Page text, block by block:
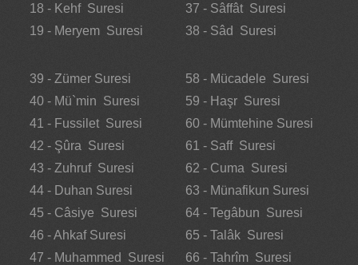
18 - Kehf Suresi
19 - Meryem Suresi
37 - Sâffât Suresi
38 - Sâd Suresi
39 - Zümer Suresi
40 - Mü`min Suresi
41 - Fussilet Suresi
42 - Şûra Suresi
43 - Zuhruf Suresi
44 - Duhan Suresi
45 - Câsiye Suresi
46 - Ahkaf Suresi
47 - Muhammed Suresi
58 - Mücadele Suresi
59 - Haşr Suresi
60 - Mümtehine Suresi
61 - Saff Suresi
62 - Cuma Suresi
63 - Münafikun Suresi
64 - Tegâbun Suresi
65 - Talâk Suresi
66 - Tahrîm Suresi